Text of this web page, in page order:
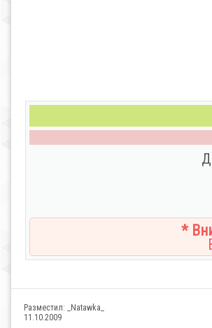
*
Разместил:
_Natawka_
11.10.2009